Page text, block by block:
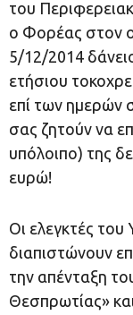
του
ο Φορέας στον
5/12/2014
ετήσιου
επί των ημερών
σας ζητούν να
υπόλοιπο) της
ευρώ!
Οι ελεγκτές
διαπιστώνουν
την απένταξη
Θεσπρωτίας»